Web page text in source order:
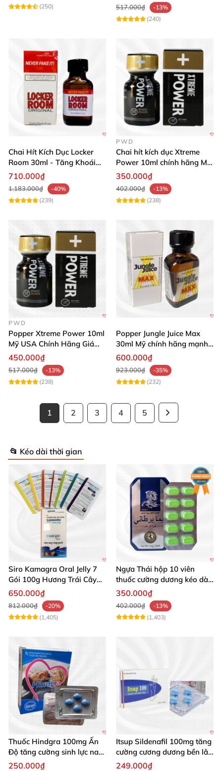
(250) 517.000₫
-13%
(240)
Chai Hít Kích Dục Locker
Room 30ml - Tăng Khoái
Cảm Đỉnh Cao
710.000₫
1.183.000₫
-40%
(239)
PWD
Chai hít kích dục Xtreme
Power 10ml chính hãng Mỹ
USA PWD
350.000₫
402.000₫
-13%
(238)
PWD
Popper Xtreme Power 10ml
Mỹ USA Chính Hãng Giá
Tốt Mua Ngay
450.000₫
517.000₫
-13%
(238)
Popper Jungle Juice Max
30ml Mỹ chính hãng mạnh
kích thích phê
600.000₫
923.000₫
-35%
(232)
1 2 3 4 5
📂 Kéo dài thời gian
Siro Kamagra Oral Jelly 7
Gói 100g Hương Trái Cây
Tăng Cường Sinh Lý Nam
650.000₫
812.000₫
-20%
(1,405)
Ngựa Thái hộp 10 viên
thuốc cường dương kéo dài
cực mạnh
350.000₫
402.000₫
-13%
(1,403)
Thuốc Hindgra 100mg Ấn
Độ tăng cường sinh lực nam
chống xuất tinh sớm
250.000₫
Itsup Sildenafil 100mg tăng
cường cương dương bền lâu
nam
249.000₫